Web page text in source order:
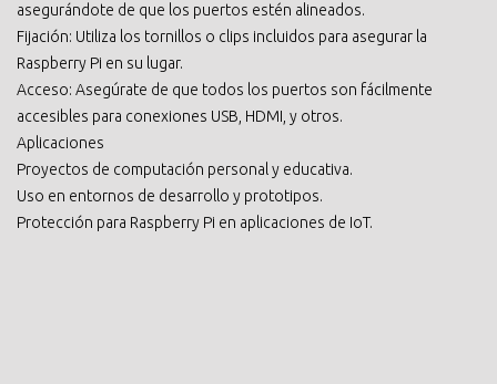
asegurándote de que los puertos estén alineados.
Fijación: Utiliza los tornillos o clips incluidos para asegurar la
Raspberry Pi en su lugar.
Acceso: Asegúrate de que todos los puertos son fácilmente
accesibles para conexiones USB, HDMI, y otros.
Aplicaciones
Proyectos de computación personal y educativa.
Uso en entornos de desarrollo y prototipos.
Protección para Raspberry Pi en aplicaciones de IoT.